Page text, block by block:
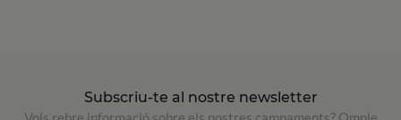
Subscriu-te al nostre newsletter